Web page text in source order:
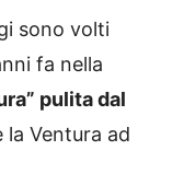
sono volti
fa nella
pulita dal
Ventura ad